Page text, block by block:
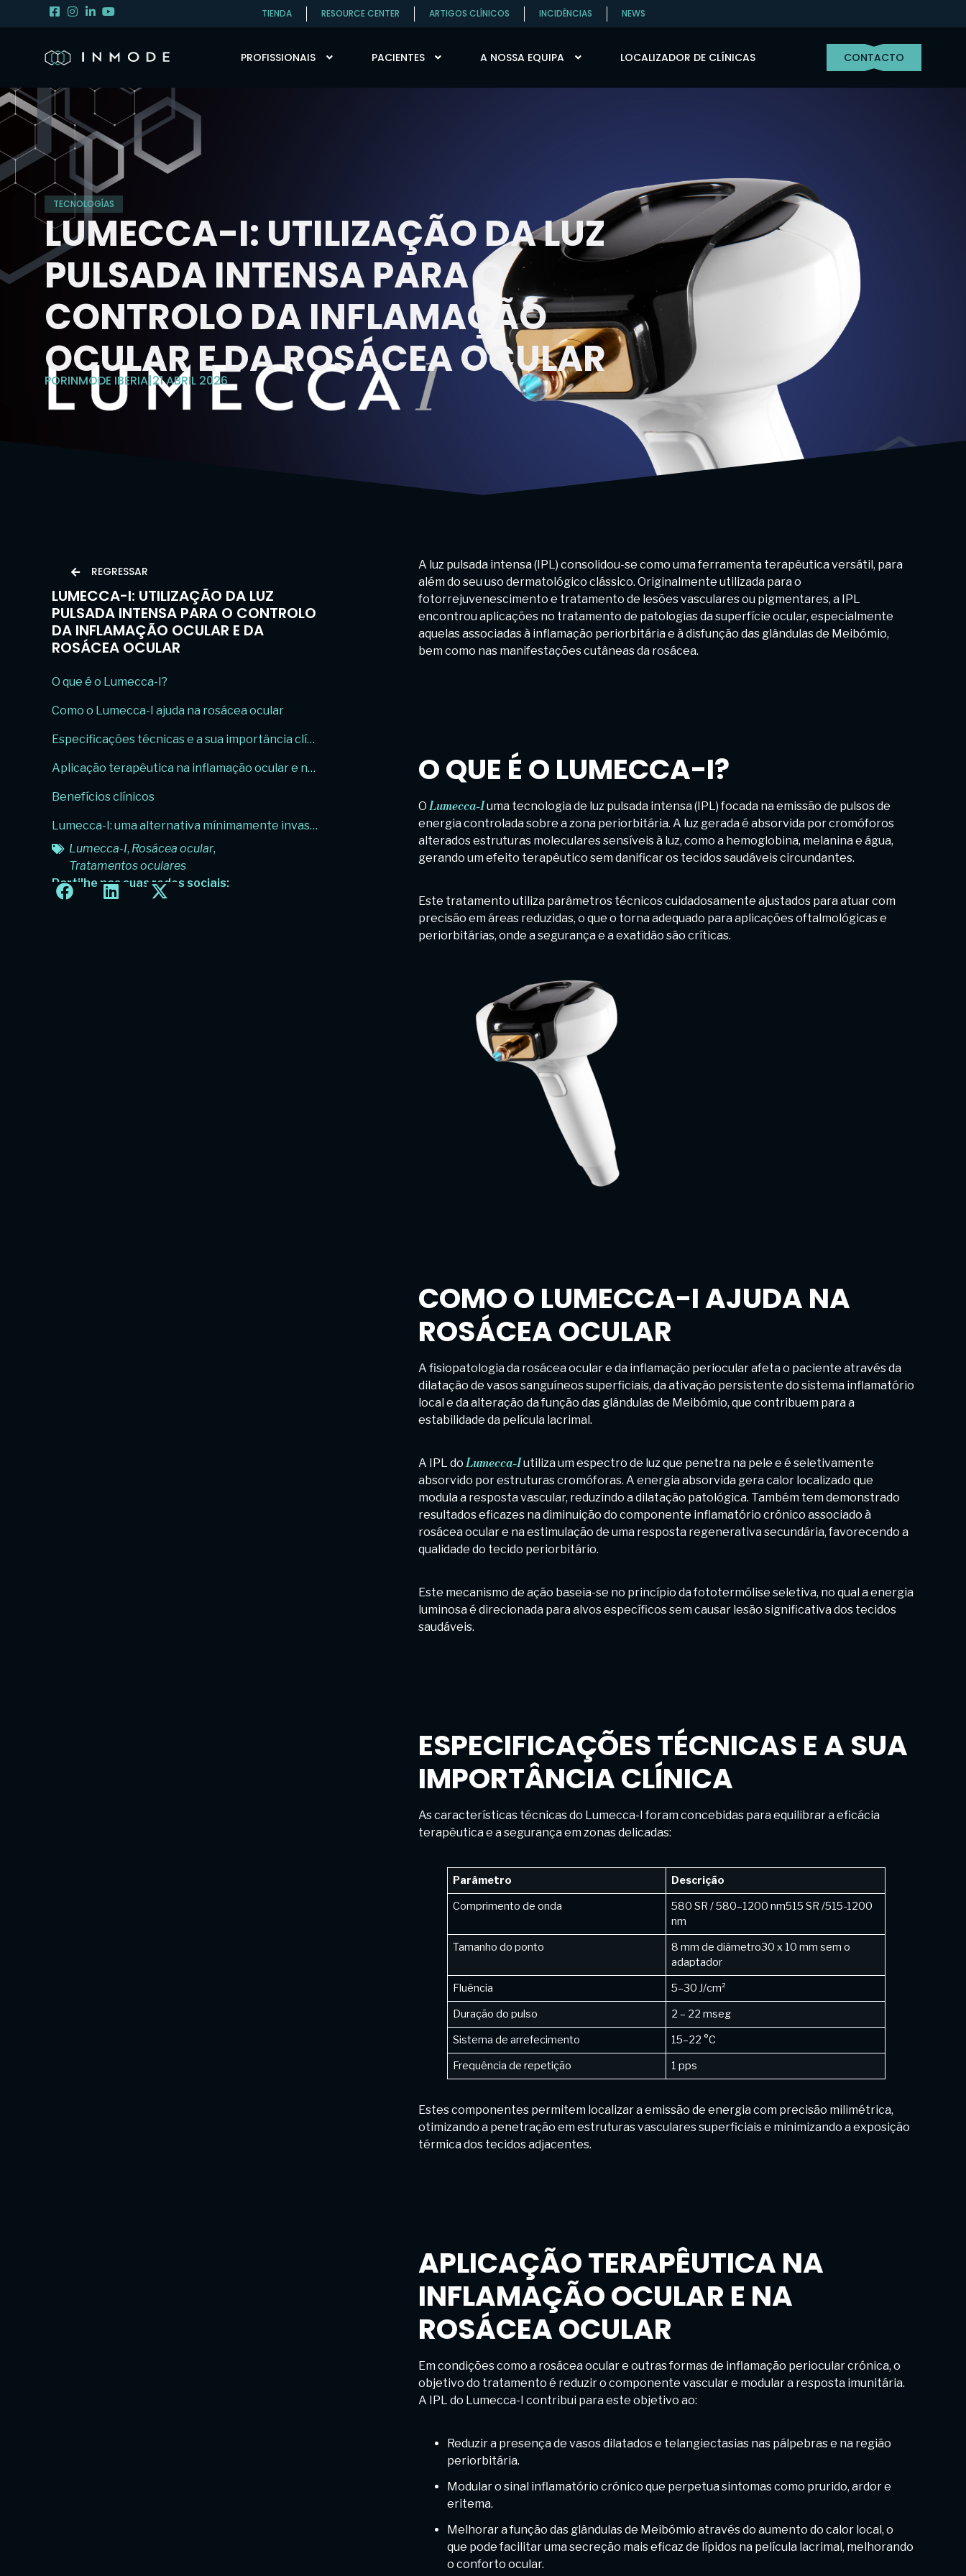
TIENDA RESOURCE CENTER ARTIGOS CLÍNICOS INCIDÊNCIAS NEWS
PROFISSIONAIS PACIENTES A NOSSA EQUIPA LOCALIZADOR DE CLÍNICAS CONTACTO
TECNOLOGÍAS
LUMECCA-I: UTILIZAÇÃO DA LUZ
PULSADA INTENSA PARA O
CONTROLO DA INFLAMAÇÃO
OCULAR E DA ROSÁCEA OCULAR
PORINMODE IBERIA|21 ABRIL 2026
REGRESSAR
LUMECCA-I: UTILIZAÇÃO DA LUZ
PULSADA INTENSA PARA O CONTROLO
DA INFLAMAÇÃO OCULAR E DA
ROSÁCEA OCULAR
O que é o Lumecca-I?
Como o Lumecca-I ajuda na rosácea ocular
Especificações técnicas e a sua importância clínica
Aplicação terapêutica na inflamação ocular e na rosácea ocular
Benefícios clínicos
Lumecca-I: uma alternativa mínimamente invasiva em tratamentos oculares
Lumecca-I, rosácea ocular,
tratamentos oculares
Partilhe nas suas redes sociais:
A luz pulsada intensa (IPL) consolidou-se como uma ferramenta terapêutica versátil, para
além do seu uso dermatológico clássico. Originalmente utilizada para o
fotorrejuvenescimento e tratamento de lesões vasculares ou pigmentares, a IPL
encontrou aplicações no tratamento de patologias da superfície ocular, especialmente
aquelas associadas à inflamação periorbitária e à disfunção das glândulas de Meibómio,
bem como nas manifestações cutâneas da rosácea.
O QUE É O LUMECCA-I?
OLumecca-Iuma tecnologia de luz pulsada intensa (IPL) focada na emissão de pulsos de
energia controlada sobre a zona periorbitária. A luz gerada é absorvida por cromóforos
alterados estruturas moleculares sensíveis à luz, como a hemoglobina, melanina e água,
gerando um efeito terapêutico sem danificar os tecidos saudáveis circundantes.
Este tratamento utiliza parâmetros técnicos cuidadosamente ajustados para atuar com
precisão em áreas reduzidas, o que o torna adequado para aplicações oftalmológicas e
periorbitárias, onde a segurança e a exatidão são críticas.
COMO O LUMECCA-I AJUDA NA
ROSÁCEA OCULAR
A fisiopatologia da rosácea ocular e da inflamação periocular afeta o paciente através da
dilatação de vasos sanguíneos superficiais, da ativação persistente do sistema inflamatório
local e da alteração da função das glândulas de Meibómio, que contribuem para a
estabilidade da película lacrimal.
A IPL doLumecca-Iutiliza um espectro de luz que penetra na pele e é seletivamente
absorvido por estruturas cromóforas. A energia absorvida gera calor localizado que
modula a resposta vascular, reduzindo a dilatação patológica. Também tem demonstrado
resultados eficazes na diminuição do componente inflamatório crónico associado à
rosácea ocular e na estimulação de uma resposta regenerativa secundária, favorecendo a
qualidade do tecido periorbitário.
Este mecanismo de ação baseia-se no princípio da fototermólise seletiva, no qual a energia
luminosa é direcionada para alvos específicos sem causar lesão significativa dos tecidos
saudáveis.
ESPECIFICAÇÕES TÉCNICAS E A SUA
IMPORTÂNCIA CLÍNICA
As características técnicas do Lumecca-I foram concebidas para equilibrar a eficácia
terapêutica e a segurança em zonas delicadas:
Parâmetro
Descrição
Comprimento de onda
580 SR / 580–1200 nm515 SR /515-1200
nm
Tamanho do ponto
8 mm de diâmetro30 x 10 mm sem o
adaptador
Fluência
5–30 J/cm²
Duração do pulso
2 – 22 mseg
Sistema de arrefecimento
15–22 °C
Frequência de repetição
1 pps
Estes componentes permitem localizar a emissão de energia com precisão milimétrica,
otimizando a penetração em estruturas vasculares superficiais e minimizando a exposição
térmica dos tecidos adjacentes.
APLICAÇÃO TERAPÊUTICA NA
INFLAMAÇÃO OCULAR E NA
ROSÁCEA OCULAR
Em condições como a rosácea ocular e outras formas de inflamação periocular crónica, o
objetivo do tratamento é reduzir o componente vascular e modular a resposta imunitária.
A IPL do Lumecca-I contribui para este objetivo ao:
Reduzir a presença de vasos dilatados e telangiectasias nas pálpebras e na região
periorbitária.
Modular o sinal inflamatório crónico que perpetua sintomas como prurido, ardor e
eritema.
Melhorar a função das glândulas de Meibómio através do aumento do calor local, o
que pode facilitar uma secreção mais eficaz de lípidos na película lacrimal, melhorando
o conforto ocular.